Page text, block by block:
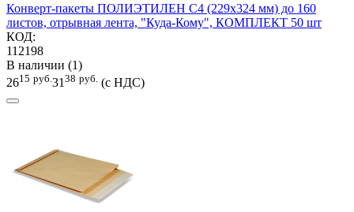
Конверт-пакеты ПОЛИЭТИЛЕН С4 (229х324 мм) до 160
листов, отрывная лента, "Куда-Кому", КОМПЛЕКТ 50 шт
КОД:
112198
В наличии (1)
2615 руб. 31 38 руб. (с НДС)